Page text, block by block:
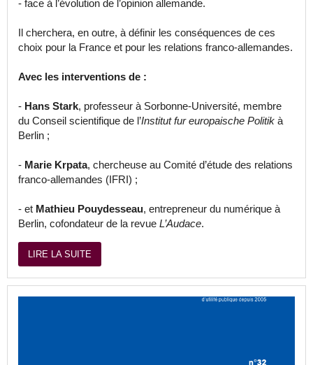
- face à l’évolution de l’opinion allemande.
Il cherchera, en outre, à définir les conséquences de ces
choix pour la France et pour les relations franco-allemandes.
Avec les interventions de :
- Hans Stark, professeur à Sorbonne-Université, membre
du Conseil scientifique de l’Institut fur europaische Politik à
Berlin ;
- Marie Krpata, chercheuse au Comité d’étude des relations
franco-allemandes (IFRI) ;
- et Mathieu Pouydesseau, entrepreneur du numérique à
Berlin, cofondateur de la revue L’Audace.
LIRE LA SUITE